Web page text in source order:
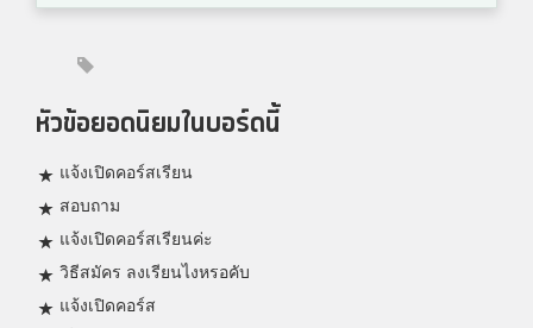
หัวข้อยอดนิยมในบอร์ดนี้
แจ้งเปิดคอร์สเรียน
สอบถาม
แจ้งเปิดคอร์สเรียนค่ะ
วิธีสมัคร ลงเรียนไงหรอคับ
แจ้งเปิดคอร์ส